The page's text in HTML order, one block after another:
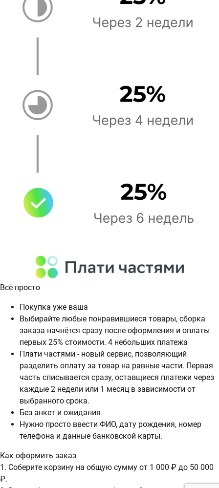
Всё просто
Покупка уже ваша
Выбирайте любые понравившиеся товары, сборка
заказа начнётся сразу после оформления и оплаты
первых 25% стоимости. 4 небольших платежа
Плати частями - новый сервис, позволяющий
разделить оплату за товар на равные части. Первая
часть списывается сразу, оставщиеся платежи через
каждые 2 недели или 1 месяц в зависимости от
выбранного срока.
Без анкет и ожидания
Нужно просто ввести ФИО, дату рождения, номер
телефона и данные банковской карты.
Как оформить заказ
1. Соберите корзину на общую сумму от 1 000 ₽ до 50 000
₽.